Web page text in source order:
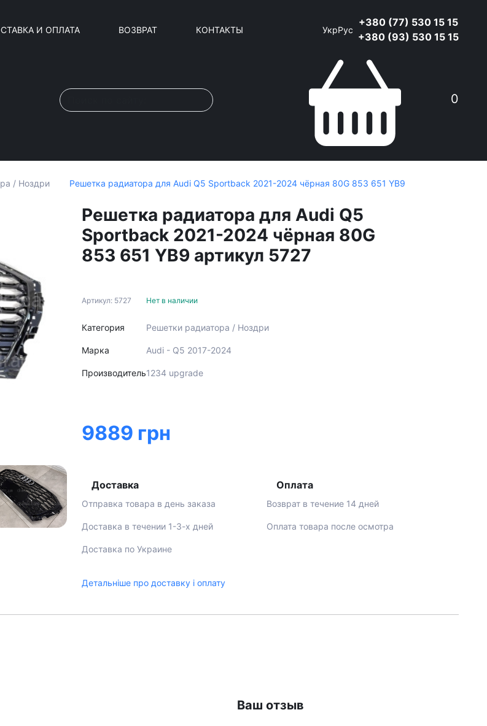
И ОПЛАТА ВОЗВРАТ КОНТАКТЫ УкрРус
+380 (77) 530 15 15
+380 (93) 530 15 15
0
/ Ноздри Решетка радиатора для Audi Q5 Sportback 2021-2024 чёрная 80G 853 651 YB9
Решетка радиатора для Audi Q5
Sportback 2021-2024 чёрная 80G
853 651 YB9 артикул 5727
Артикул: 5727
Категория
Марка
Производитель
Нет в наличии
Решетки радиатора / Ноздри
Audi - Q5 2017-2024
1234 upgrade
9889 грн
Доставка
Отправка товара в день заказа
Доставка в течении 1-3-х дней
Доставка по Украине
Оплата
Возврат в течение 14 дней
Оплата товара после осмотра
Детальніше про доставку і оплату
Ваш отзыв